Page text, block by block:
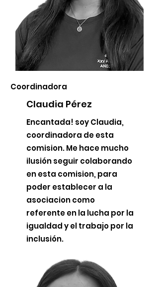
Coordinadora
Claudia Pérez
​Encantada! soy Claudia,
coordinadora de esta
comision. Me hace mucho
ilusión seguir colaborando
en esta comision, para
poder establecer a la
asociacion como
referente en la lucha por la
igualdad y el trabajo por la
inclusión.